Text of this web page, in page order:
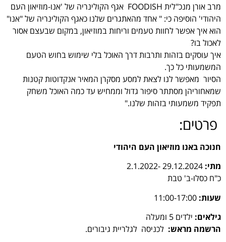
מרב אורן מנכ"לית FOODISH אגף הקולינריה של 'אנו-מוזיאון העם
היהודי' הוסיפה כי: " אחד מהאתגרים שלנו כאגף הקולינריה של "אנו"
הוא איך אפשר לחוות טעמים וריחות במוזיאון, במקום שבעצם אסור
לאכול בו?
איך עוסקים בזהות ותרבות דרך האוכל בלי שימוש בחוש הטעם
המשמעותי כל כך.
הסיור מאפשר לנו לצאת למסע מסקרן המאיר אנקדוטות קטנות
שמאחוריהן מסתתר סיפור גדול וממחיש עד כמה האוכל משחק
תפקיד משמעותי בזהות שלנו."
פרטים:
חנוכה באנו מוזיאון העם היהודי
מתי: 29.12.2024 -2.1.2022
כ"ח כסלו-ב' טבת
שעות:
גילאים: ילדים 5 ומעלה
הרשמה מראש: לכניסה לגלריית גיבורים.